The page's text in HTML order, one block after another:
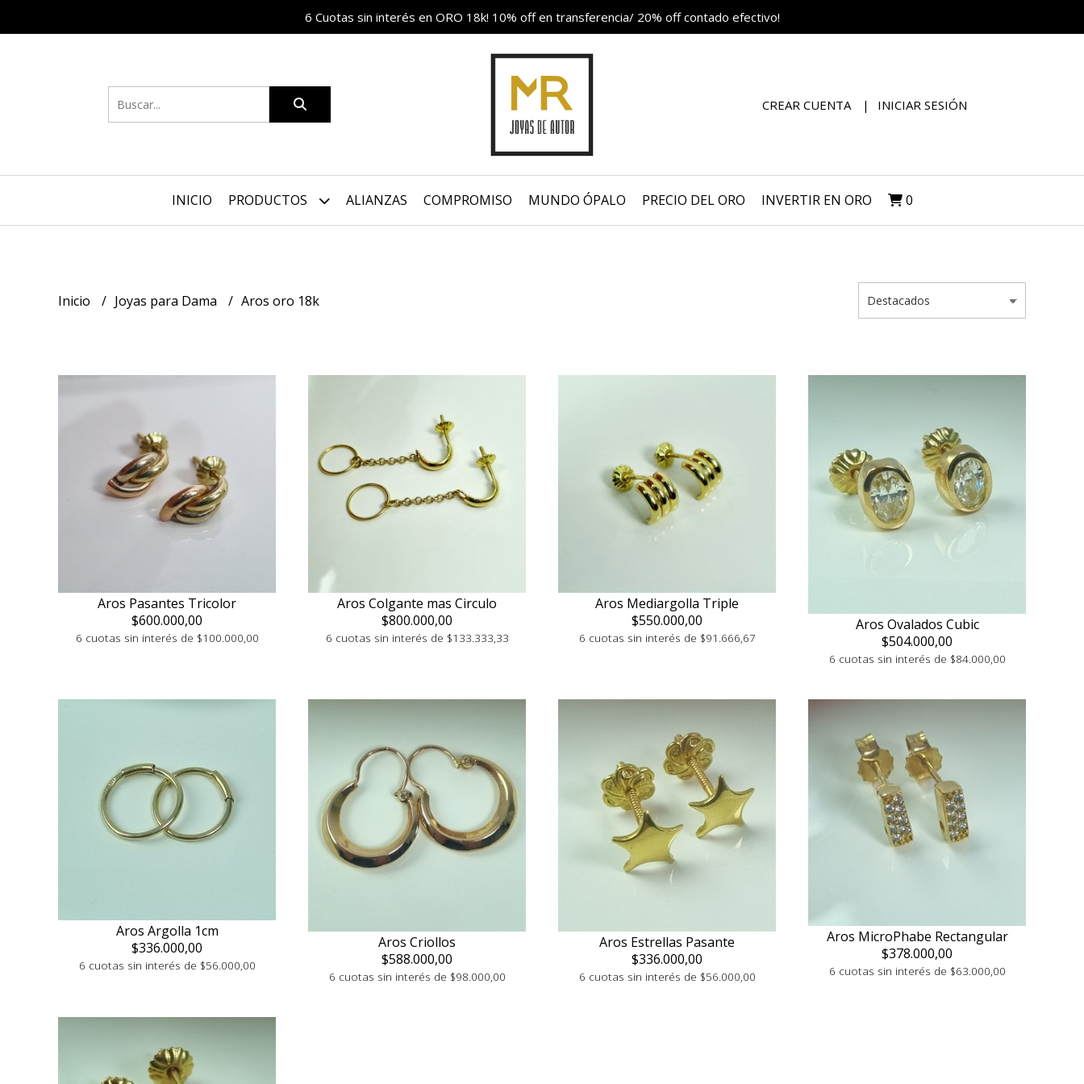
6 Cuotas sin interés en ORO 18k! 10% off en transferencia/ 20% off contado efectivo!
CREAR CUENTA INICIAR SESIÓN
INICIO PRODUCTOS ALIANZAS COMPROMISO MUNDO ÓPALO PRECIO DEL ORO INVERTIR EN ORO 0
Inicio Joyas para Dama Aros oro 18k
Aros Pasantes Tricolor
$600.000,00
6 cuotas sin interés de $100.000,00
Aros Colgante mas Circulo
$800.000,00
6 cuotas sin interés de $133.333,33
Aros Mediargolla Triple
$550.000,00
6 cuotas sin interés de $91.666,67
Aros Ovalados Cubic
$504.000,00
6 cuotas sin interés de $84.000,00
Aros Argolla 1cm
$336.000,00
6 cuotas sin interés de $56.000,00
Aros Criollos
$588.000,00
6 cuotas sin interés de $98.000,00
Aros Estrellas Pasante
$336.000,00
6 cuotas sin interés de $56.000,00
Aros MicroPhabe Rectangular
$378.000,00
6 cuotas sin interés de $63.000,00